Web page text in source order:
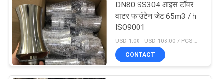
वाटरप्रूफ अंडर वाटर
एलईडी लाइट्स
26
DN80 SS304 आइस टॉवर
वाटर फाउंटेन जेट 65m3 / h
ISO9001
CONTACT